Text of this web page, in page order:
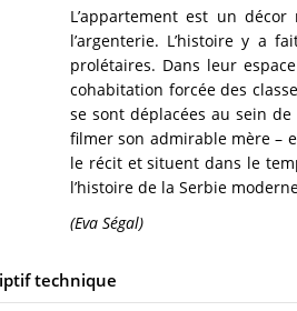
L’appartement est un
l’argenterie. L’histoire y a
prolétaires. Dans leur
cohabitation forcée des
se sont déplacées au sein
filmer son admirable mère –
le récit et situent dans le
l’histoire de la Serbie
(Eva Ségal)
technique